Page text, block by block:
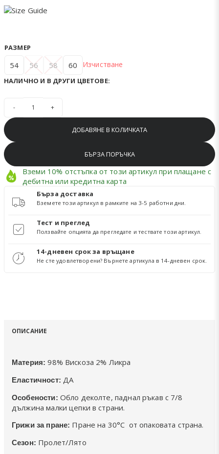
РАЗМЕР
54 56 58 60 Изчистване
НАЛИЧНО И В ДРУГИ ЦВЕТОВЕ:
ДОБАВЯНЕ В КОЛИЧКАТА
БЪРЗА ПОРЪЧКА
Вземи 10% отстъпка от този артикул при плащане с
дебитна или кредитна карта
Бърза доставка
Вземете този артикул в рамките на 3-5 работни дни.
Тест и преглед
Ползвайте опцията да прегледате и тествате този артикул.
14-дневен срок за връщане
Не сте удовлетворени? Върнете артикула в 14-дневен срок.
ОПИСАНИЕ
Материя: 98% Вискоза 2% Ликра
Еластичност: ДА
Особености: Обло деколте, паднал ръкав с 7/8
дължина малки цепки в страни.
Грижи за пране: Пране на 30°C от опаковата страна.
Сезон: Пролет/Лято